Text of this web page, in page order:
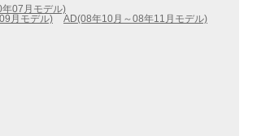
07月モデル)
月モデル)
AD(08年10月～08年11月モデル)